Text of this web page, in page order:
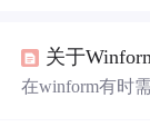
关于
在winform有时